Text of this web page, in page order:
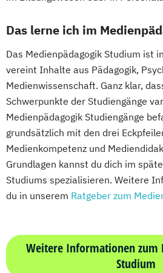
Das lerne ich im
Das Medienpädagogik Studium ist
vereint Inhalte aus Pädagogik,
Medienwissenschaft. Ganz klar,
Schwerpunkte der Studiengänge
Medienpädagogik Studiengänge
grundsätzlich mit den drei
Medienkompetenz und
Grundlagen kannst du dich im
Studiums spezialisieren. Weitere
du in unserem Ratgeber zum
Weitere Informationen zum
Studium